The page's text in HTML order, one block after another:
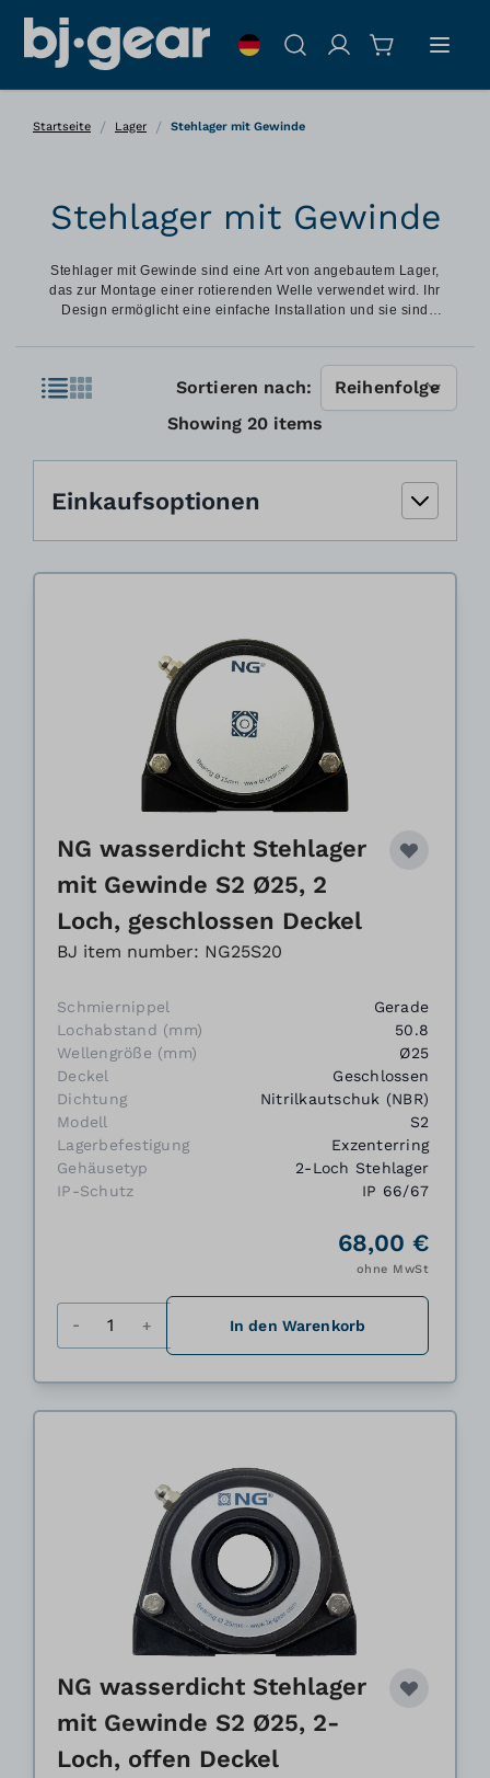
Suche
Startseite / Lager / Stehlager mit Gewinde
Stehlager mit Gewinde
Stehlager mit Gewinde sind eine Art von angebautem Lager,
das zur Montage einer rotierenden Welle verwendet wird. Ihr
Design ermöglicht eine einfache Installation und sie sind
Showing 20 items
Liste
Liste Sortieren nach:
Einkaufsoptionen
NG wasserdicht Stehlager
mit Gewinde S2 Ø25, 2
Loch, geschlossen Deckel
BJ item number: NG25S20
Schmiernippel
Gerade
Lochabstand (mm)
50.8
Wellengröße (mm)
Ø25
Deckel
Geschlossen
Dichtung
Nitrilkautschuk (NBR)
Modell
S2
Lagerbefestigung
Exzenterring
Gehäusetyp
2-Loch Stehlager
IP-Schutz
IP 66/67
68,00 €
ohne MwSt
In den Warenkorb
NG wasserdicht Stehlager
mit Gewinde S2 Ø25, 2-
Loch, offen Deckel